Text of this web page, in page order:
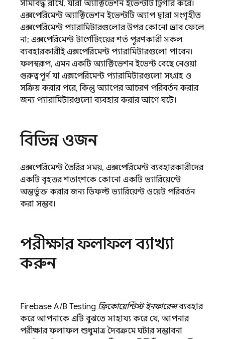
সীমাবদ্ধ রাখে, যারা অ্যাক্টিভেশন ইভেন্টটি ট্রিগার করে।
এক্সপেরিমেন্ট অ্যাক্টিভেশন ইভেন্টটি অ্যাপ দ্বারা সংগৃহীত
এক্সপেরিমেন্ট প্যারামিটারগুলোর উপর কোনো প্রভাব ফেলে
না; এক্সপেরিমেন্ট টার্গেটিংয়ের শর্ত পূরণকারী সকল
ব্যবহারকারীই এক্সপেরিমেন্ট প্যারামিটারগুলো পাবেন।
ফলস্বরূপ, এমন একটি অ্যাক্টিভেশন ইভেন্ট বেছে নেওয়া
গুরুত্বপূর্ণ যা এক্সপেরিমেন্ট প্যারামিটারগুলো সংগ্রহ ও
সক্রিয় করার পরে, কিন্তু অ্যাপের আচরণ পরিবর্তন করার
জন্য প্যারামিটারগুলো ব্যবহার করার আগে ঘটে।
বিভিন্ন ওজন
এক্সপেরিমেন্ট তৈরির সময়, এক্সপেরিমেন্ট ব্যবহারকারীদের
একটি বৃহত্তর শতাংশকে কোনো একটি ভ্যারিয়েন্টে
অন্তর্ভুক্ত করার জন্য ডিফল্ট ভ্যারিয়েন্ট ওয়েট পরিবর্তন
করা সম্ভব।
পরীক্ষার ফলাফল ব্যাখ্যা
করুন
Firebase A/B Testing ফ্রিকোয়েন্টিস্ট ইনফারেন্সব্যবহার
করে আপনাকে এটি বুঝতে সাহায্য করে যে, আপনার
পরীক্ষার ফলাফল শুধুমাত্র দৈবক্রমে ঘটার সম্ভাবনা